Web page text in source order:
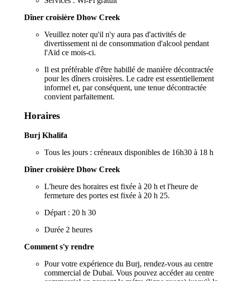
Dîner croisière Dhow Creek
Veuillez noter qu'il n'y aura pas d'activités de
divertissement ni de consommation d'alcool pendant
l'Aïd ce mois-ci.
Il est préférable d'être habillé de manière décontractée
pour les dîners croisières. Le cadre est essentiellement
informel et, par conséquent, une tenue décontractée
convient parfaitement.
Horaires
Burj Khalifa
Tous les jours : créneaux disponibles de 16h30 à 18 h
Dîner croisière Dhow Creek
L'heure des horaires est fixée à 20 h et l'heure de
fermeture des portes est fixée à 20 h 25.
Départ : 20 h 30
Durée 2 heures
Comment s'y rendre
Pour votre expérience du Burj, rendez-vous au centre
commercial de Dubaï. Vous pouvez accéder au centre